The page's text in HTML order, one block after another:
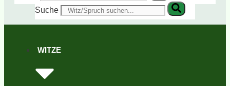
Suche
WITZE